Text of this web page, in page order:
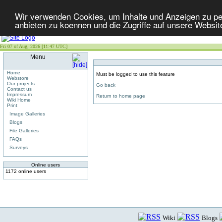
Wir verwenden Cookies, um Inhalte und Anzeigen zu
anbieten zu koennen und die Zugriffe auf unsere
Fri 07 of Aug, 2026 [11:47 UTC]
Menu
Home
Webstore
Our projects
Contact us
Impressum
Wiki Home
Print
Image Galleries
Blogs
File Galleries
FAQs
Surveys
Online users
1172 online users
Must be logged to use this feature
Go back
Return to home page
Wiki Blogs